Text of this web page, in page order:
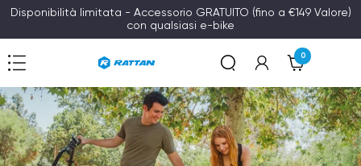
Vai
contenuto
Disponibilità limitata - Accessorio GRATUITO (fino a €149 Valore)
con qualsiasi e-bike
Navigazione Rattan
0